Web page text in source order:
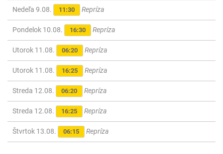
Nedeľa 9.08. 11:30 Repríza
Pondelok 10.08. 16:30 Repríza
Utorok 11.08. 06:20 Repríza
Utorok 11.08. 16:25 Repríza
Streda 12.08. 06:20 Repríza
Streda 12.08. 16:25 Repríza
Štvrtok 13.08. 06:15 Repríza